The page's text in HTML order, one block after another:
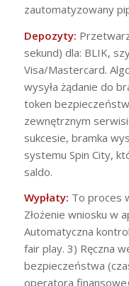
zautomatyzowany
Depozyty:
sekund) dla: BLIK,
Visa/Mastercard.
wysyła żądanie do
token
zewnętrznym
sukcesie, bramka
systemu Spin City,
saldo.
Wypłaty: To proces
Złożenie wniosku w
Automatyczna
fair play. 3) Ręczna
bezpieczeństwa
operatora